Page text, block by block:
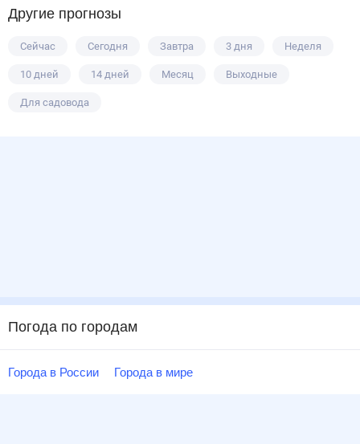
Другие прогнозы
Сейчас Сегодня Завтра 3 дня Неделя
10 дней 14 дней Месяц Выходные
Для садовода
Погода по городам
Города в России Города в мире